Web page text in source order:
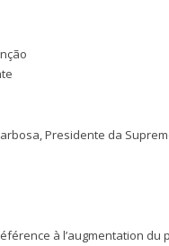
Presidente da
à l’augmentation du